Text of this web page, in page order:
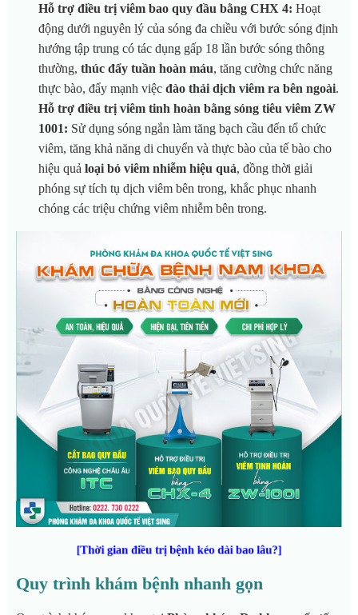
Hỗ trợ điều trị viêm bao quy đầu bằng CHX 4: Hoạt
động dưới nguyên lý của sóng đa chiều với bước sóng định
hướng tập trung có tác dụng gấp 18 lần bước sóng thông
thường, thúc đẩy tuần hoàn máu, tăng cường chức năng
thực bào, đẩy mạnh việc đào thải dịch viêm ra bên ngoài.
Hỗ trợ điều trị viêm tinh hoàn bằng sóng tiêu viêm ZW
1001: Sử dụng sóng ngắn làm tăng bạch cầu đến tổ chức
viêm, tăng khả năng di chuyển và thực bào của tế bào cho
hiệu quả loại bỏ viêm nhiễm hiệu quả, đồng thời giải
phóng sự tích tụ dịch viêm bên trong, khắc phục nhanh
chóng các triệu chứng viêm nhiễm bên trong.
[Thời gian điều trị bệnh kéo dài bao lâu?]
Quy trình khám bệnh nhanh gọn